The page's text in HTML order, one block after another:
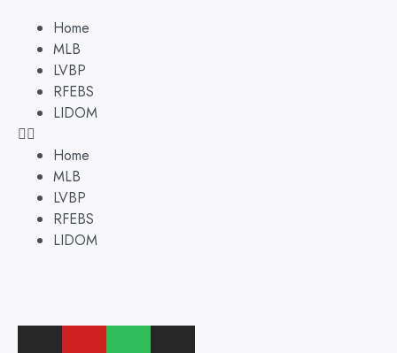
Home
MLB
LVBP
RFEBS
LIDOM
Home
MLB
LVBP
RFEBS
LIDOM